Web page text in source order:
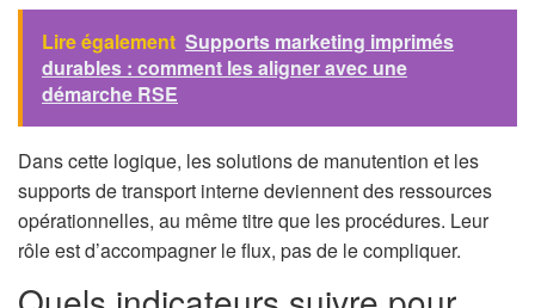
Lire également Supports marketing imprimés
durables : comment les aligner avec une
démarche RSE
Dans cette logique, les solutions de manutention et les
supports de transport interne deviennent des ressources
opérationnelles, au même titre que les procédures. Leur
rôle est d’accompagner le flux, pas de le compliquer.